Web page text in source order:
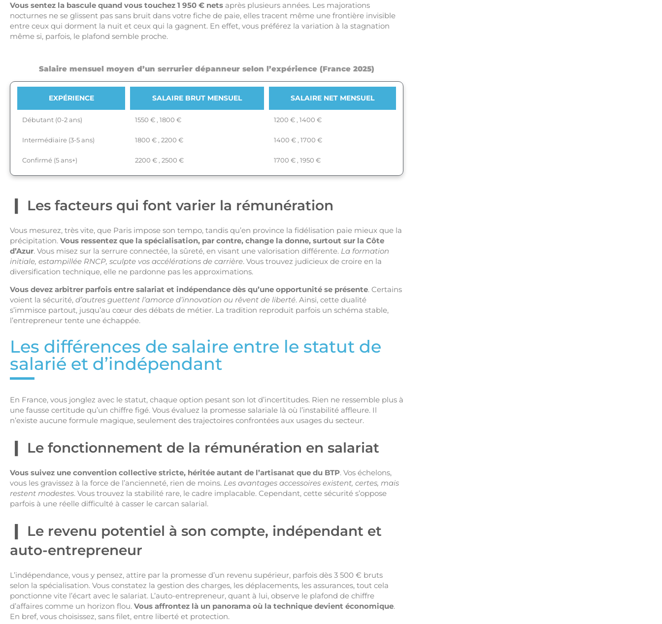
Vous sentez la bascule quand vous touchez 1 950 € nets après plusieurs années. Les majorations
nocturnes ne se glissent pas sans bruit dans votre fiche de paie, elles tracent même une frontière invisible
entre ceux qui dorment la nuit et ceux qui la gagnent. En effet, vous préférez la variation à la stagnation
même si, parfois, le plafond semble proche.
Salaire mensuel moyen d’un serrurier dépanneur selon l’expérience (France 2025)
EXPÉRIENCE SALAIRE BRUT MENSUEL SALAIRE NET MENSUEL
Débutant (0-2 ans) 1550 € , 1800 € 1200 € , 1400 €
Intermédiaire (3-5 ans) 1800 € , 2200 € 1400 € , 1700 €
Confirmé (5 ans+) 2200 € , 2500 € 1700 € , 1950 €
Les facteurs qui font varier la rémunération
Vous mesurez, très vite, que Paris impose son tempo, tandis qu’en province la fidélisation paie mieux que la
précipitation. Vous ressentez que la spécialisation, par contre, change la donne, surtout sur la Côte
d’Azur. Vous misez sur la serrure connectée, la sûreté, en visant une valorisation différente. La formation
initiale, estampillée RNCP, sculpte vos accélérations de carrière. Vous trouvez judicieux de croire en la
diversification technique, elle ne pardonne pas les approximations.
Vous devez arbitrer parfois entre salariat et indépendance dès qu’une opportunité se présente. Certains
voient la sécurité, d’autres guettent l’amorce d’innovation ou rêvent de liberté. Ainsi, cette dualité
s’immisce partout, jusqu’au cœur des débats de métier. La tradition reproduit parfois un schéma stable,
l’entrepreneur tente une échappée.
Les différences de salaire entre le statut de
salarié et d’indépendant
En France, vous jonglez avec le statut, chaque option pesant son lot d’incertitudes. Rien ne ressemble plus à
une fausse certitude qu’un chiffre figé. Vous évaluez la promesse salariale là où l’instabilité affleure. Il
n’existe aucune formule magique, seulement des trajectoires confrontées aux usages du secteur.
Le fonctionnement de la rémunération en salariat
Vous suivez une convention collective stricte, héritée autant de l’artisanat que du BTP. Vos échelons,
vous les gravissez à la force de l’ancienneté, rien de moins. Les avantages accessoires existent, certes, mais
restent modestes. Vous trouvez la stabilité rare, le cadre implacable. Cependant, cette sécurité s’oppose
parfois à une réelle difficulté à casser le carcan salarial.
Le revenu potentiel à son compte, indépendant et
auto-entrepreneur
L’indépendance, vous y pensez, attire par la promesse d’un revenu supérieur, parfois dès 3 500 € bruts
selon la spécialisation. Vous constatez la gestion des charges, les déplacements, les assurances, tout cela
ponctionne vite l’écart avec le salariat. L’auto-entrepreneur, quant à lui, observe le plafond de chiffre
d’affaires comme un horizon flou. Vous affrontez là un panorama où la technique devient économique.
En bref, vous choisissez, sans filet, entre liberté et protection.